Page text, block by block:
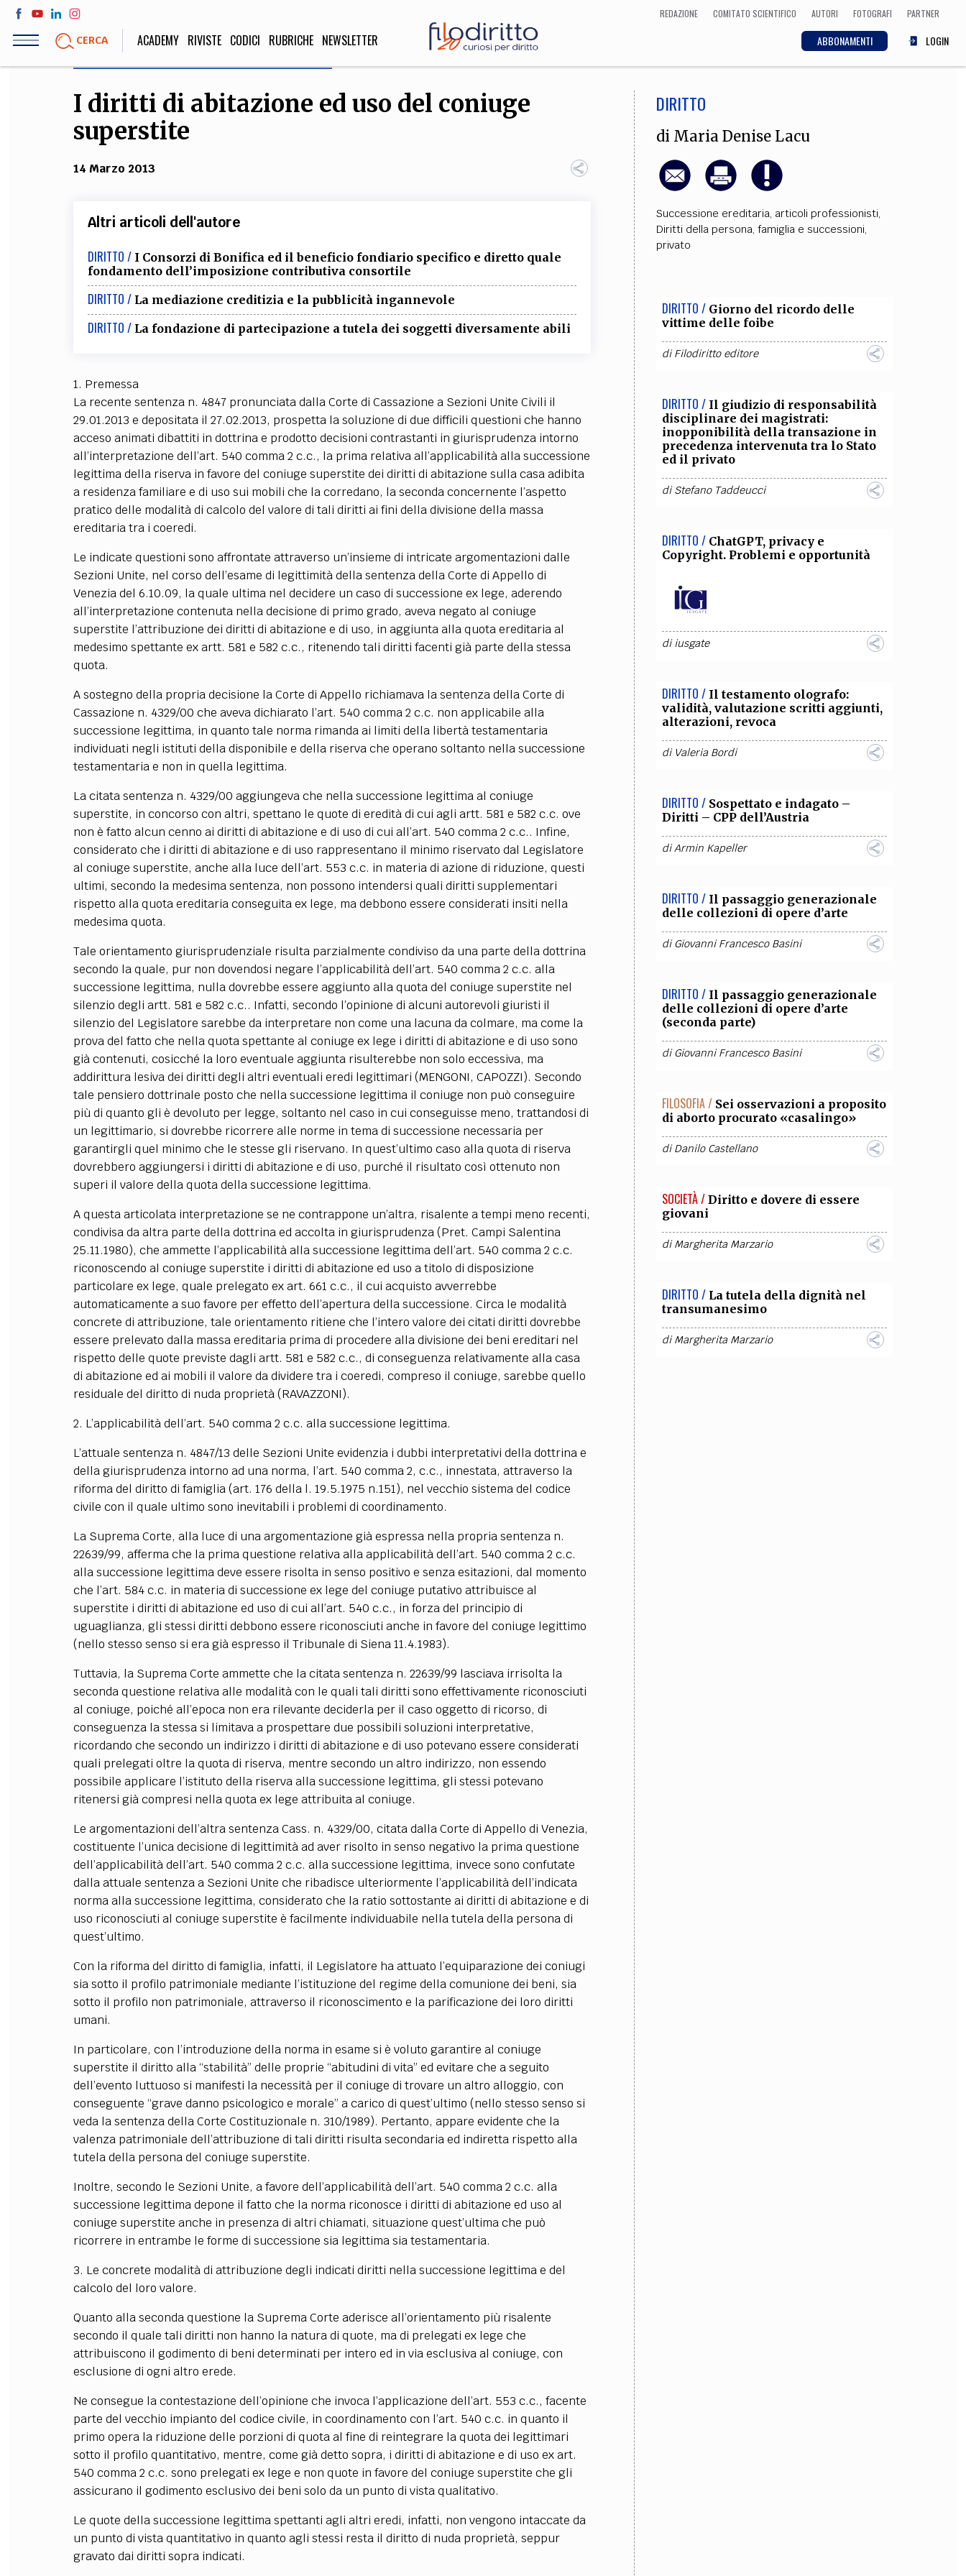
Salta
contenuto
REDAZIONE COMITATO SCIENTIFICO AUTORI FOTOGRAFI PARTNER
CERCA ABBONAMENTI LOGIN
ACADEMY RIVISTE CODICI RUBRICHE NEWSLETTER
LIFE STYLE
Sport, Cucina, Viaggi,
SOCIETÀ ECONOMIA
Matematica, Fisica,
Biologia, Cifrematica,
STORIA E FILOSOFIA
Scienze storiche,
umanistiche, Religione
Scienze informatiche,
Architettura, Ingegneria
CULTURA
Arte, Cinema, Musica,
TEAM
COLLABORA CON NOI
EXTRA
CODICI RUBRICHE LIBRI PROCEEDINGS PUBBLICITÀ CONTATTI
SOCIAL MEDIA
I diritti di abitazione ed uso del coniuge
superstite
14 Marzo 2013
Altri articoli dell'autore
DIRITTO / I Consorzi di Bonifica ed il beneficio fondiario specifico e diretto quale
fondamento dell’imposizione contributiva consortile
DIRITTO / La mediazione creditizia e la pubblicità ingannevole
DIRITTO / La fondazione di partecipazione a tutela dei soggetti diversamente abili
1. Premessa
La recente sentenza n. 4847 pronunciata dalla Corte di Cassazione a Sezioni Unite Civili il
29.01.2013 e depositata il 27.02.2013, prospetta la soluzione di due difficili questioni che hanno
acceso animati dibattiti in dottrina e prodotto decisioni contrastanti in giurisprudenza intorno
all’interpretazione dell’art. 540 comma 2 c.c., la prima relativa all’applicabilità alla successione
legittima della riserva in favore del coniuge superstite dei diritti di abitazione sulla casa adibita
a residenza familiare e di uso sui mobili che la corredano, la seconda concernente l’aspetto
pratico delle modalità di calcolo del valore di tali diritti ai fini della divisione della massa
ereditaria tra i coeredi.
Le indicate questioni sono affrontate attraverso un’insieme di intricate argomentazioni dalle
Sezioni Unite, nel corso dell’esame di legittimità della sentenza della Corte di Appello di
Venezia del 6.10.09, la quale ultima nel decidere un caso di successione ex lege, aderendo
all’interpretazione contenuta nella decisione di primo grado, aveva negato al coniuge
superstite l’attribuzione dei diritti di abitazione e di uso, in aggiunta alla quota ereditaria al
medesimo spettante ex artt. 581 e 582 c.c., ritenendo tali diritti facenti già parte della stessa
quota.
A sostegno della propria decisione la Corte di Appello richiamava la sentenza della Corte di
Cassazione n. 4329/00 che aveva dichiarato l’art. 540 comma 2 c.c. non applicabile alla
successione legittima, in quanto tale norma rimanda ai limiti della libertà testamentaria
individuati negli istituti della disponibile e della riserva che operano soltanto nella successione
testamentaria e non in quella legittima.
La citata sentenza n. 4329/00 aggiungeva che nella successione legittima al coniuge
superstite, in concorso con altri, spettano le quote di eredità di cui agli artt. 581 e 582 c.c. ove
non è fatto alcun cenno ai diritti di abitazione e di uso di cui all’art. 540 comma 2 c.c.. Infine,
considerato che i diritti di abitazione e di uso rappresentano il minimo riservato dal Legislatore
al coniuge superstite, anche alla luce dell’art. 553 c.c. in materia di azione di riduzione, questi
ultimi, secondo la medesima sentenza, non possono intendersi quali diritti supplementari
rispetto alla quota ereditaria conseguita ex lege, ma debbono essere considerati insiti nella
medesima quota.
Tale orientamento giurisprudenziale risulta parzialmente condiviso da una parte della dottrina
secondo la quale, pur non dovendosi negare l’applicabilità dell’art. 540 comma 2 c.c. alla
successione legittima, nulla dovrebbe essere aggiunto alla quota del coniuge superstite nel
silenzio degli artt. 581 e 582 c.c.. Infatti, secondo l’opinione di alcuni autorevoli giuristi il
silenzio del Legislatore sarebbe da interpretare non come una lacuna da colmare, ma come la
prova del fatto che nella quota spettante al coniuge ex lege i diritti di abitazione e di uso sono
già contenuti, cosicché la loro eventuale aggiunta risulterebbe non solo eccessiva, ma
addirittura lesiva dei diritti degli altri eventuali eredi legittimari (MENGONI, CAPOZZI). Secondo
tale pensiero dottrinale posto che nella successione legittima il coniuge non può conseguire
più di quanto gli è devoluto per legge, soltanto nel caso in cui conseguisse meno, trattandosi di
un legittimario, si dovrebbe ricorrere alle norme in tema di successione necessaria per
garantirgli quel minimo che le stesse gli riservano. In quest’ultimo caso alla quota di riserva
dovrebbero aggiungersi i diritti di abitazione e di uso, purché il risultato così ottenuto non
superi il valore della quota della successione legittima.
A questa articolata interpretazione se ne contrappone un’altra, risalente a tempi meno recenti,
condivisa da altra parte della dottrina ed accolta in giurisprudenza (Pret. Campi Salentina
25.11.1980), che ammette l’applicabilità alla successione legittima dell’art. 540 comma 2 c.c.
riconoscendo al coniuge superstite i diritti di abitazione ed uso a titolo di disposizione
particolare ex lege, quale prelegato ex art. 661 c.c., il cui acquisto avverrebbe
automaticamente a suo favore per effetto dell’apertura della successione. Circa le modalità
concrete di attribuzione, tale orientamento ritiene che l’intero valore dei citati diritti dovrebbe
essere prelevato dalla massa ereditaria prima di procedere alla divisione dei beni ereditari nel
rispetto delle quote previste dagli artt. 581 e 582 c.c., di conseguenza relativamente alla casa
di abitazione ed ai mobili il valore da dividere tra i coeredi, compreso il coniuge, sarebbe quello
residuale del diritto di nuda proprietà (RAVAZZONI).
2. L’applicabilità dell’art. 540 comma 2 c.c. alla successione legittima.
L’attuale sentenza n. 4847/13 delle Sezioni Unite evidenzia i dubbi interpretativi della dottrina e
della giurisprudenza intorno ad una norma, l’art. 540 comma 2, c.c., innestata, attraverso la
riforma del diritto di famiglia (art. 176 della l. 19.5.1975 n.151), nel vecchio sistema del codice
civile con il quale ultimo sono inevitabili i problemi di coordinamento.
La Suprema Corte, alla luce di una argomentazione già espressa nella propria sentenza n.
22639/99, afferma che la prima questione relativa alla applicabilità dell’art. 540 comma 2 c.c.
alla successione legittima deve essere risolta in senso positivo e senza esitazioni, dal momento
che l’art. 584 c.c. in materia di successione ex lege del coniuge putativo attribuisce al
superstite i diritti di abitazione ed uso di cui all’art. 540 c.c., in forza del principio di
uguaglianza, gli stessi diritti debbono essere riconosciuti anche in favore del coniuge legittimo
(nello stesso senso si era già espresso il Tribunale di Siena 11.4.1983).
Tuttavia, la Suprema Corte ammette che la citata sentenza n. 22639/99 lasciava irrisolta la
seconda questione relativa alle modalità con le quali tali diritti sono effettivamente riconosciuti
al coniuge, poiché all’epoca non era rilevante deciderla per il caso oggetto di ricorso, di
conseguenza la stessa si limitava a prospettare due possibili soluzioni interpretative,
ricordando che secondo un indirizzo i diritti di abitazione e di uso potevano essere considerati
quali prelegati oltre la quota di riserva, mentre secondo un altro indirizzo, non essendo
possibile applicare l’istituto della riserva alla successione legittima, gli stessi potevano
ritenersi già compresi nella quota ex lege attribuita al coniuge.
Le argomentazioni dell’altra sentenza Cass. n. 4329/00, citata dalla Corte di Appello di Venezia,
costituente l’unica decisione di legittimità ad aver risolto in senso negativo la prima questione
dell’applicabilità dell’art. 540 comma 2 c.c. alla successione legittima, invece sono confutate
dalla attuale sentenza a Sezioni Unite che ribadisce ulteriormente l’applicabilità dell’indicata
norma alla successione legittima, considerato che la ratio sottostante ai diritti di abitazione e di
uso riconosciuti al coniuge superstite è facilmente individuabile nella tutela della persona di
quest’ultimo.
Con la riforma del diritto di famiglia, infatti, il Legislatore ha attuato l’equiparazione dei coniugi
sia sotto il profilo patrimoniale mediante l’istituzione del regime della comunione dei beni, sia
sotto il profilo non patrimoniale, attraverso il riconoscimento e la parificazione dei loro diritti
umani.
In particolare, con l’introduzione della norma in esame si è voluto garantire al coniuge
superstite il diritto alla “stabilità” delle proprie “abitudini di vita” ed evitare che a seguito
dell’evento luttuoso si manifesti la necessità per il coniuge di trovare un altro alloggio, con
conseguente “grave danno psicologico e morale” a carico di quest’ultimo (nello stesso senso si
veda la sentenza della Corte Costituzionale n. 310/1989). Pertanto, appare evidente che la
valenza patrimoniale dell’attribuzione di tali diritti risulta secondaria ed indiretta rispetto alla
tutela della persona del coniuge superstite.
Inoltre, secondo le Sezioni Unite, a favore dell’applicabilità dell’art. 540 comma 2 c.c. alla
successione legittima depone il fatto che la norma riconosce i diritti di abitazione ed uso al
coniuge superstite anche in presenza di altri chiamati, situazione quest’ultima che può
ricorrere in entrambe le forme di successione sia legittima sia testamentaria.
3. Le concrete modalità di attribuzione degli indicati diritti nella successione legittima e del
calcolo del loro valore.
Quanto alla seconda questione la Suprema Corte aderisce all’orientamento più risalente
secondo il quale tali diritti non hanno la natura di quote, ma di prelegati ex lege che
attribuiscono il godimento di beni determinati per intero ed in via esclusiva al coniuge, con
esclusione di ogni altro erede.
Ne consegue la contestazione dell’opinione che invoca l’applicazione dell’art. 553 c.c., facente
parte del vecchio impianto del codice civile, in coordinamento con l’art. 540 c.c. in quanto il
primo opera la riduzione delle porzioni di quota al fine di reintegrare la quota dei legittimari
sotto il profilo quantitativo, mentre, come già detto sopra, i diritti di abitazione e di uso ex art.
540 comma 2 c.c. sono prelegati ex lege e non quote in favore del coniuge superstite che gli
assicurano il godimento esclusivo dei beni solo da un punto di vista qualitativo.
Le quote della successione legittima spettanti agli altri eredi, infatti, non vengono intaccate da
un punto di vista quantitativo in quanto agli stessi resta il diritto di nuda proprietà, seppur
gravato dai diritti sopra indicati.
DIRITTO
di Maria Denise Lacu
Successione ereditaria, articoli professionisti,
Diritti della persona, famiglia e successioni,
privato
DIRITTO / Giorno del ricordo delle
vittime delle foibe
diFilodiritto editore
DIRITTO / Il giudizio di responsabilità
disciplinare dei magistrati:
inopponibilità della transazione in
precedenza intervenuta tra lo Stato
ed il privato
diStefano Taddeucci
DIRITTO / ChatGPT, privacy e
Copyright. Problemi e opportunità
diiusgate
DIRITTO / Il testamento olografo:
validità, valutazione scritti aggiunti,
alterazioni, revoca
di Valeria Bordi
DIRITTO / Sospettato e indagato –
Diritti – CPP dell’Austria
diArmin Kapeller
DIRITTO / Il passaggio generazionale
delle collezioni di opere d’arte
diGiovanni Francesco Basini
DIRITTO / Il passaggio generazionale
delle collezioni di opere d’arte
(seconda parte)
diGiovanni Francesco Basini
FILOSOFIA / Sei osservazioni a proposito
di aborto procurato «casalingo»
diDanilo Castellano
SOCIETÀ / Diritto e dovere di essere
giovani
diMargherita Marzario
DIRITTO / La tutela della dignità nel
transumanesimo
diMargherita Marzario